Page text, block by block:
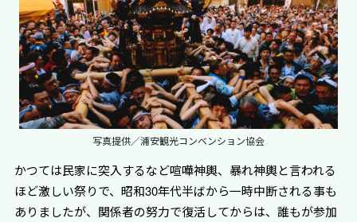
写真提供／浦安観光コンベンション協会
かつては民家に突入するなど喧嘩神輿、暴れ神輿と言われる
ほど激しい祭りで、昭和30年代半ばから一時中断される事も
ありましたが、関係者の努力で復活してからは、誰もが参加